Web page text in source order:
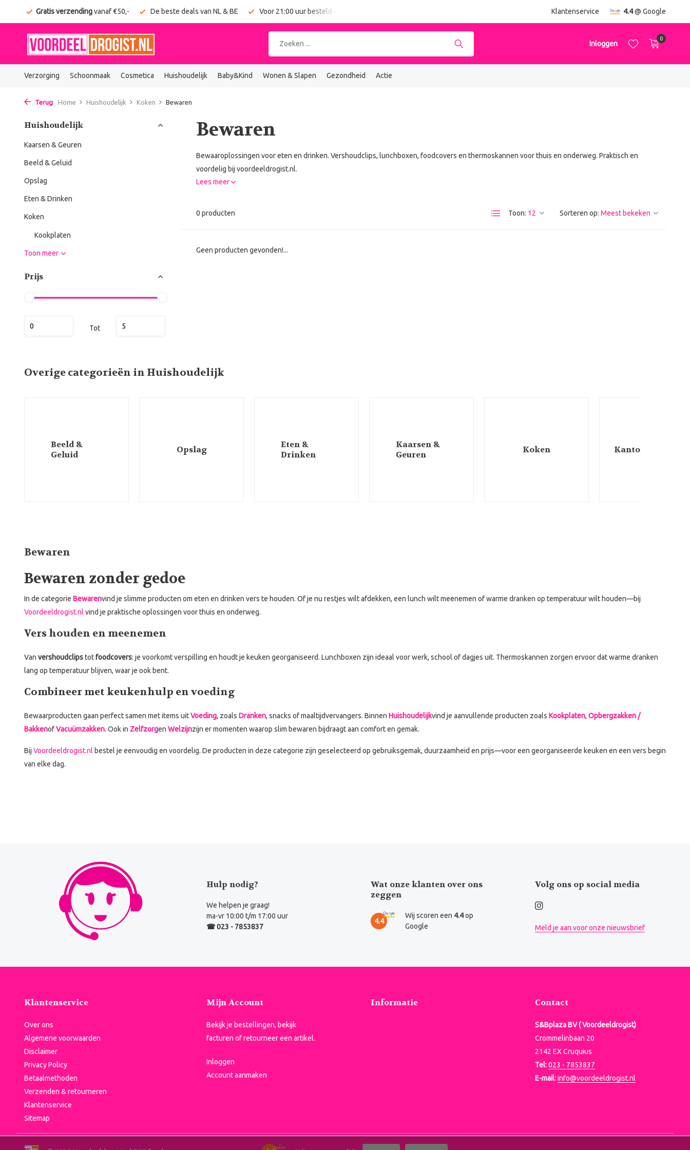
Gratis verzendingvanaf €50,- De beste deals van NL & BE Voor 21:00 uur besteld = vandaag verzonden Klantenservice 4.4@ Google
Inloggen
0
Verzorging Schoonmaak Cosmetica Huishoudelijk Baby&Kind Wonen & Slapen Gezondheid Actie
Terug Home Huishoudelijk Koken Bewaren
Huishoudelijk
Kaarsen & Geuren
Beeld & Geluid
Opslag
Eten & Drinken
Koken
Kookplaten
Toon meer
Prijs
Tot
Bewaren
Bewaaroplossingen voor eten en drinken. Vershoudclips, lunchboxen, foodcovers en thermoskannen voor thuis en onderweg. Praktisch en
voordelig bij voordeeldrogist.nl.
Lees meer
0 producten Toon: Sorteren op:
Geen producten gevonden!...
Overige categorieën in Huishoudelijk
Beeld &
Geluid
Opslag
Eten &
Drinken
Kaarsen &
Geuren
Koken Kantoorartikelen
Bewaren
Bewaren zonder gedoe
In de categorie Bewarenvind je slimme producten om eten en drinken vers te houden. Of je nu restjes wilt afdekken, een lunch wilt meenemen of warme dranken op temperatuur wilt houden—bij
Voordeeldrogist.nl vind je praktische oplossingen voor thuis en onderweg.
Vers houden en meenemen
Van vershoudclipstotfoodcovers: je voorkomt verspilling en houdt je keuken georganiseerd. Lunchboxen zijn ideaal voor werk, school of dagjes uit. Thermoskannen zorgen ervoor dat warme dranken
lang op temperatuur blijven, waar je ook bent.
Combineer met keukenhulp en voeding
Bewaarproducten gaan perfect samen met items uitVoeding, zoals Dranken, snacks of maaltijdvervangers. Binnen Huishoudelijkvind je aanvullende producten zoals Kookplaten, Opbergzakken /
BakkenofVacuümzakken. Ook in Zelfzorgen Welzijnzijn er momenten waarop slim bewaren bijdraagt aan comfort en gemak.
Bij Voordeeldrogist.nl bestel je eenvoudig en voordelig. De producten in deze categorie zijn geselecteerd op gebruiksgemak, duurzaamheid en prijs—voor een georganiseerde keuken en een vers begin
van elke dag.
Hulp nodig?
We helpen je graag!
ma-vr 10:00 t/m 17:00 uur
☎ 023 - 7853837
Wat onze klanten over ons
zeggen
4.4
Wij scoren een 4.4op
Google
Volg ons op social media
Meld je aan voor onze nieuwsbrief
Klantenservice
Over ons
Algemene voorwaarden
Disclaimer
Privacy Policy
Betaalmethoden
Verzenden & retourneren
Klantenservice
Sitemap
Mijn Account
Bekijk je bestellingen, bekijk
facturen of retourneer een artikel.
Inloggen
Account aanmaken
Informatie Contact
S&Bplaza BV ( Voordeeldrogist)
Crommelinbaan 20
2142 EX Cruquius
Tel:023 - 7853837
E-mail:info@voordeeldrogist.nl